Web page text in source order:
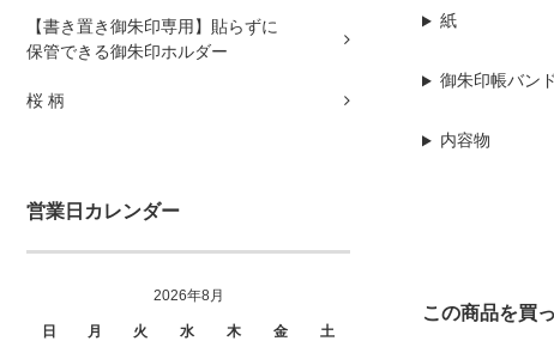
【書き置き御朱印専用】貼らずに
保管できる御朱印ホルダー
桜 柄
営業日カレンダー
2026年8月
日 月 火 水 木 金 土
紙
御朱印帳バンド
内容物
この商品を買